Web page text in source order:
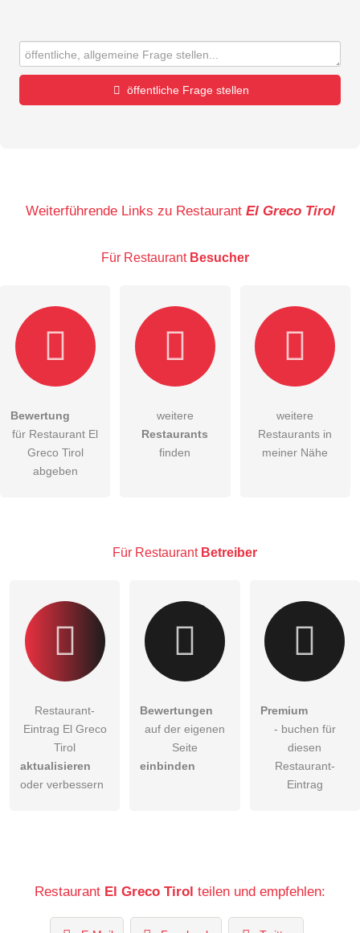
öffentliche Frage stellen
E-Mail-Adresse (wird nicht veröffentlicht)
Hiermit akzeptiere ich dieAGB
DieDatenschutzerklärung habe ich zur Kenntnis genommen.
Besucher sichtbar.
Weiterführende Links zu Restaurant El Greco Tirol
Für Restaurant Besucher
Bewertung
für Restaurant El
Greco Tirol
abgeben
weitere
Restaurants
finden
weitere
Restaurants in
meiner Nähe
Für Restaurant Betreiber
Restaurant-
Eintrag El Greco
Tirol
aktualisieren
oder verbessern
Bewertungen
auf der eigenen
Seite
einbinden
Premium
- buchen für
diesen
Restaurant-
Eintrag
Restaurant El Greco Tirol teilen und empfehlen: